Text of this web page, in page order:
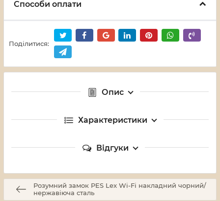
Способи оплати
Поділитися:
Опис
Характеристики
Відгуки
Розумний замок PES Lex Wi-Fi накладний чорний/
нержавіюча сталь